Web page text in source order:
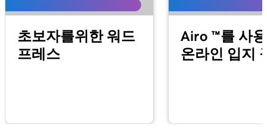
레슨 15(총 37)
Microsoft 365에서 내 이메일 서명 만들기
59s
내 Office 앱 설치
초보자를위한 워드
프레스
Airo ™를 사
온라인 입지